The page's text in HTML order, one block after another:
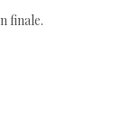
finale.